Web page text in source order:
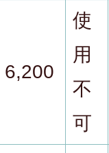
6,200
使
用
不
可